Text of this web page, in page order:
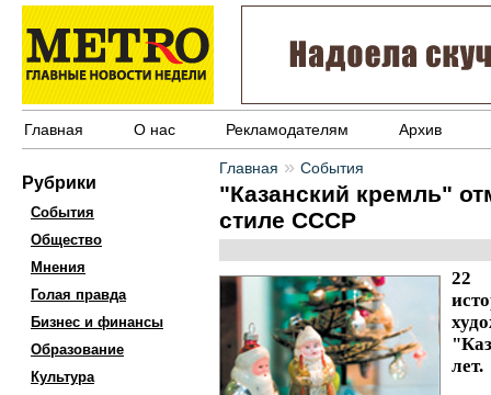
Главная О нас Рекламодателям Архив
Рубрики
События
Общество
Мнения
Голая правда
Бизнес и финансы
Образование
Культура
Главная » События
"Казанский кремль"
стиле СССР
22
лет.